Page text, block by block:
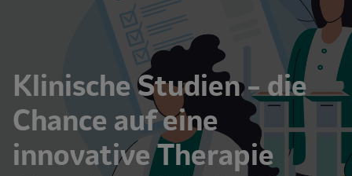
Klinische Studien – die
Chance auf eine
innovative Therapie